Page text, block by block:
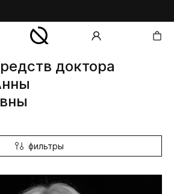
в корзину
доктора
фильтры